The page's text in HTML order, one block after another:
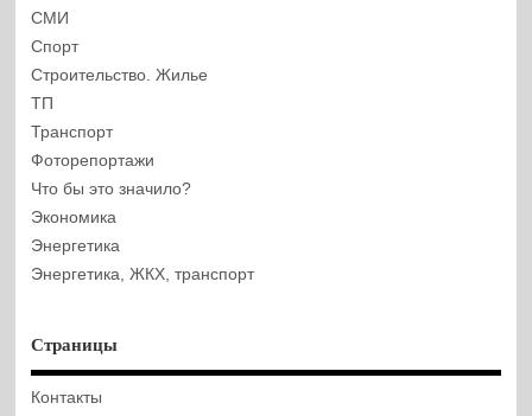
СМИ
Спорт
Строительство. Жилье
ТП
Транспорт
Фоторепортажи
Что бы это значило?
Экономика
Энергетика
Энергетика, ЖКХ, транспорт
Страницы
Контакты